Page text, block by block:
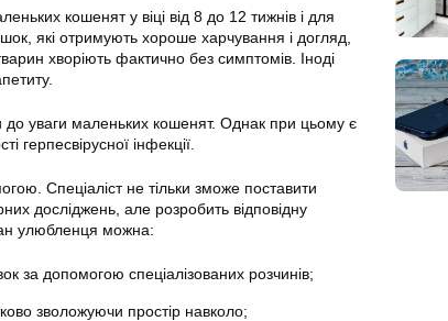
кошенят у віці від 8 до 12 тижнів і для
які отримують хороше харчування і догляд,
хворіють фактично без симптомів. Іноді
до уваги маленьких кошенят. Однак при цьому є
герпесвірусної інфекції.
Спеціаліст не тільки зможе поставити
досліджень, але розробить відповідну
улюбленця можна:
за допомогою спеціалізованих розчинів;
зволожуючи простір навколо;